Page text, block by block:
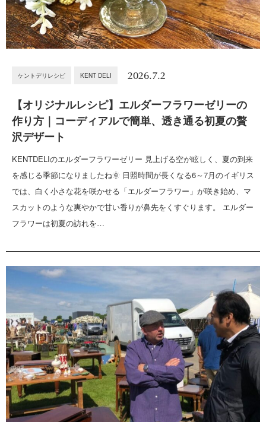
ケントデリレシピ KENT DELI 2026.7.2
【オリジナルレシピ】エルダーフラワーゼリーの
作り方｜コーディアルで簡単、透き通る初夏の贅
沢デザート
KENTDELIのエルダーフラワーゼリー 見上げる空が眩しく、夏の到来
を感じる季節になりましたね🌞 日照時間が長くなる6～7月のイギリス
では、白く小さな花を咲かせる「エルダーフラワー」が咲き始め、マ
スカットのような爽やかで甘い香りが鼻先をくすぐります。 エルダー
フラワーは初夏の訪れを…